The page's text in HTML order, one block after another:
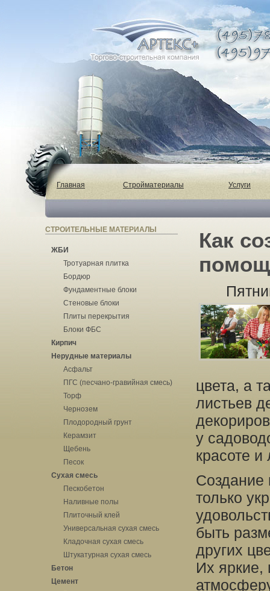
Главная Стройматериалы Услуги
СТРОИТЕЛЬНЫЕ МАТЕРИАЛЫ
ЖБИ
Тротуарная плитка
Бордюр
Фундаментные блоки
Стеновые блоки
Плиты перекрытия
Блоки ФБС
Кирпич
Нерудные материалы
Асфальт
ПГС (песчано-гравийная смесь)
Торф
Чернозем
Плодородный грунт
Керамзит
Щебень
Песок
Сухая смесь
Пескобетон
Наливные полы
Плиточный клей
Универсальная сухая смесь
Кладочная сухая смесь
Штукатурная сухая смесь
Бетон
Цемент
Как
цвета, а
листьев
у
красоте и
Создание
только
быть
других
Их яркие,